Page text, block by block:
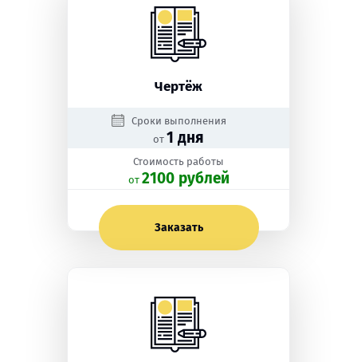
Чертёж
Сроки выполнения
от 1 дня
Стоимость работы
oт 2100 рублей
Заказать